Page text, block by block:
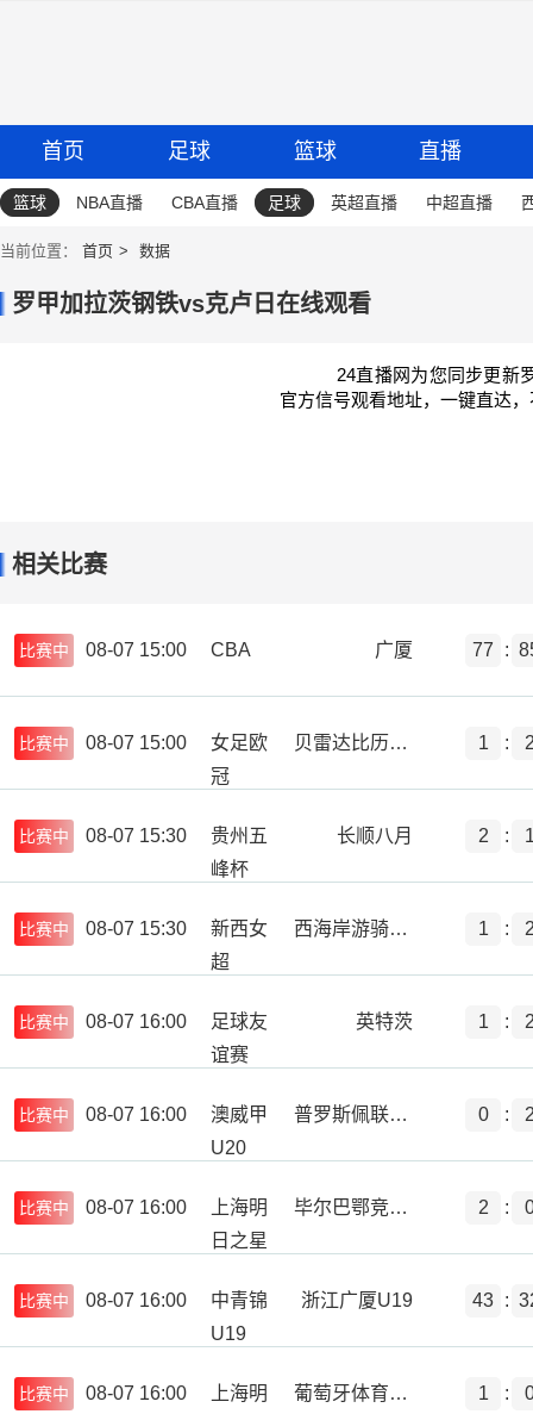
首页 足球 篮球 直播
篮球 NBA直播 CBA直播 足球 英超直播 中超直播
当前位置： 首页 数据
罗甲加拉茨钢铁vs克卢日在线观看
24直播网为您同步更新
官方信号观看地址，一键直达
相关比赛
比赛中 08-07 15:00 CBA 广厦 77 :
比赛中 08-07 15:00
女足欧
冠
贝雷达比历克女足 1 :
比赛中 08-07 15:30
贵州五
峰杯
长顺八月 2 :
比赛中 08-07 15:30
新西女
超
西海岸游骑兵女足 1 :
比赛中 08-07 16:00
足球友
谊赛
英特茨 1 :
比赛中 08-07 16:00
澳威甲
U20
普罗斯佩联U20 0 :
比赛中 08-07 16:00
上海明
日之星
毕尔巴鄂竞技U17 2 :
比赛中 08-07 16:00
中青锦
U19
浙江广厦U19 43 :
比赛中 08-07 16:00
上海明
葡萄牙体育U17 1 :